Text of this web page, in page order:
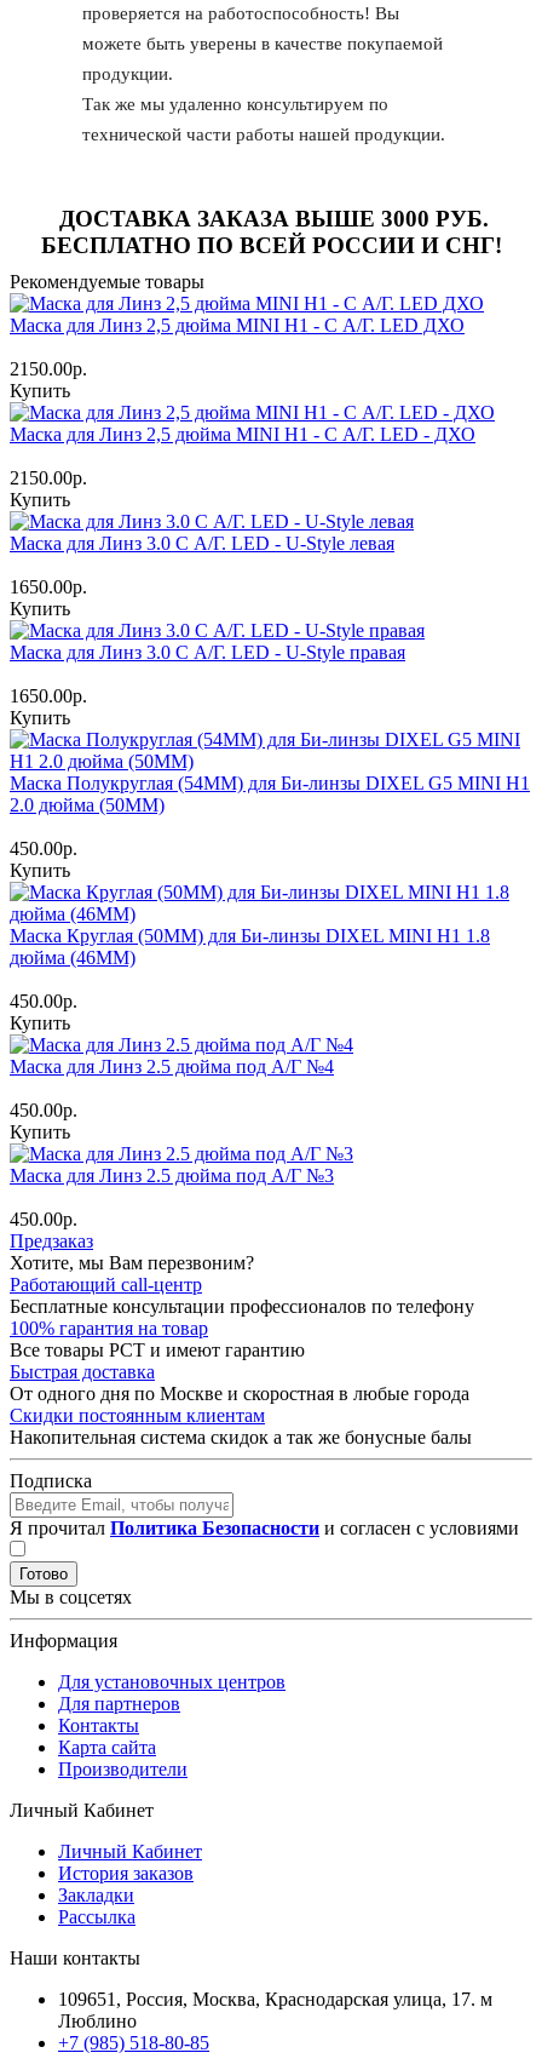
проверяется на работоспособность! Вы
можете быть уверены в качестве покупаемой
продукции.
Так же мы удаленно консультируем по
технической части работы нашей продукции.
ДОСТАВКА ЗАКАЗА ВЫШЕ 3000 РУБ.
БЕСПЛАТНО ПО ВСЕЙ РОССИИ И СНГ!
Рекомендуемые товары
Маска для Линз 2,5 дюйма MINI H1 - С А/Г. LED ДХО
2150.00р.
Купить
Маска для Линз 2,5 дюйма MINI H1 - С А/Г. LED - ДХО
2150.00р.
Купить
Маска для Линз 3.0 С А/Г. LED - U-Style левая
1650.00р.
Купить
Маска для Линз 3.0 С А/Г. LED - U-Style правая
1650.00р.
Купить
Маска Полукруглая (54ММ) для Би-линзы DIXEL G5 MINI H1
2.0 дюйма (50MM)
450.00р.
Купить
Маска Круглая (50ММ) для Би-линзы DIXEL MINI H1 1.8
дюйма (46MM)
450.00р.
Купить
Маска для Линз 2.5 дюйма под А/Г №4
450.00р.
Купить
Маска для Линз 2.5 дюйма под А/Г №3
450.00р.
Предзаказ
Хотите, мы Вам перезвоним?
Работающий call-центр
Бесплатные консультации профессионалов по телефону
100% гарантия на товар
Все товары РСТ и имеют гарантию
Быстрая доставка
От одного дня по Москве и скоростная в любые города
Скидки постоянным клиентам
Накопительная система скидок а так же бонусные балы
Подписка
Я прочитал Политика Безопасности и согласен с условиями
Готово
Мы в соцсетях
Информация
Для установочных центров
Для партнеров
Контакты
Карта сайта
Производители
Личный Кабинет
Личный Кабинет
История заказов
Закладки
Рассылка
Наши контакты
109651, Россия, Москва, Краснодарская улица, 17. м
Люблино
+7 (985) 518-80-85